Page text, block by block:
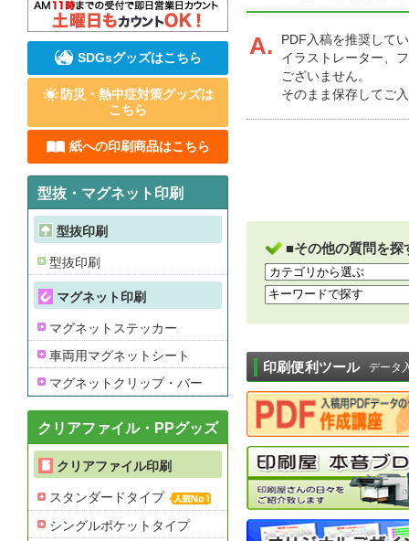
A.
PDF入稿を推奨して
イラストレーター、
ございません。
そのまま保存してご
■その他の質問を探
印刷便利ツール データ
SDGsグッズはこちら
防災・熱中症対策グッズは
こちら
紙への印刷商品はこちら
型抜・マグネット印刷
型抜印刷
型抜印刷
マグネット印刷
マグネットステッカー
車両用マグネットシート
マグネットクリップ・バー
クリアファイル・PPグッズ
クリアファイル印刷
スタンダードタイプ
シングルポケットタイプ